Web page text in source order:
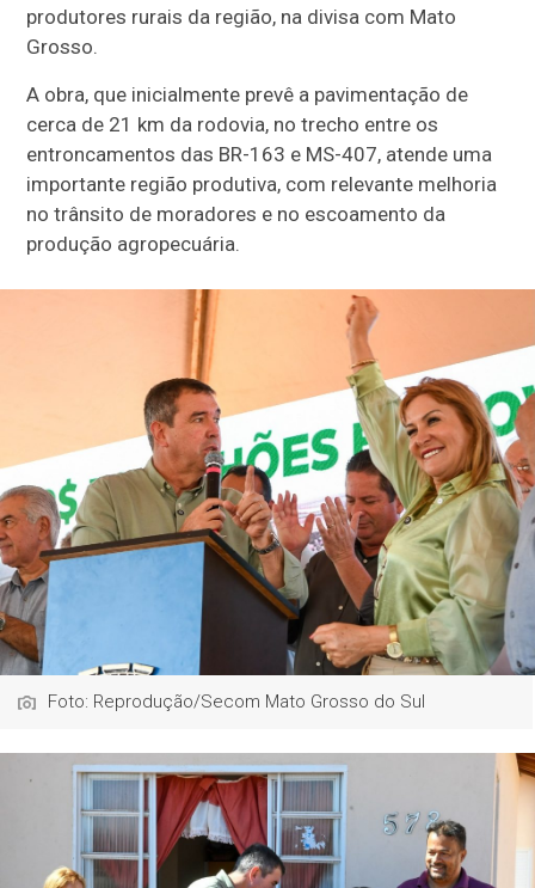
produtores rurais da região, na divisa com Mato
Grosso.
A obra, que inicialmente prevê a pavimentação de
cerca de 21 km da rodovia, no trecho entre os
entroncamentos das BR-163 e MS-407, atende uma
importante região produtiva, com relevante melhoria
no trânsito de moradores e no escoamento da
produção agropecuária.
Foto: Reprodução/Secom Mato Grosso do Sul